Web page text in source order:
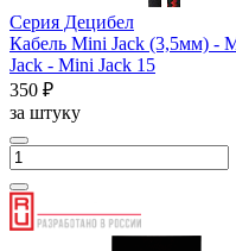
Серия Децибел
Кабель Mini Jack (3,5мм) -
Jack - Mini Jack 15
350 ₽
за штуку